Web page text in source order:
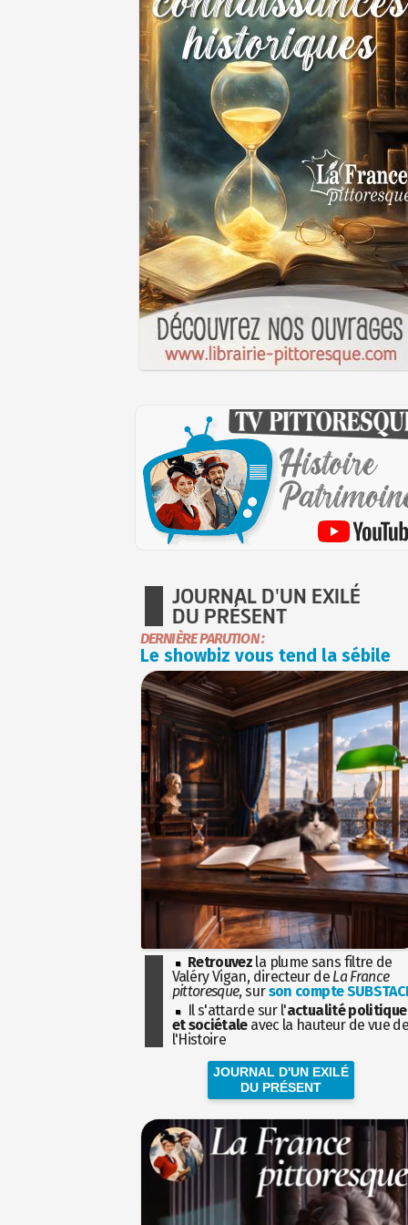
JOURNAL D'UN EXILÉ
DU PRÉSENT
DERNIÈRE PARUTION :
Le showbiz vous tend la sébile
Retrouvez la plume sans filtre de
Valéry Vigan, directeur de La France
pittoresque, surson compte
Il s'attarde sur l'actualité politique
et sociétaleavec la hauteur de vue
l'Histoire
JOURNAL D'UN EXILÉ
DU PRÉSENT